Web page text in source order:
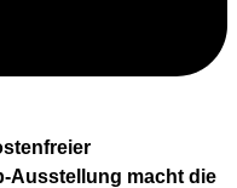
Ausstellung macht die